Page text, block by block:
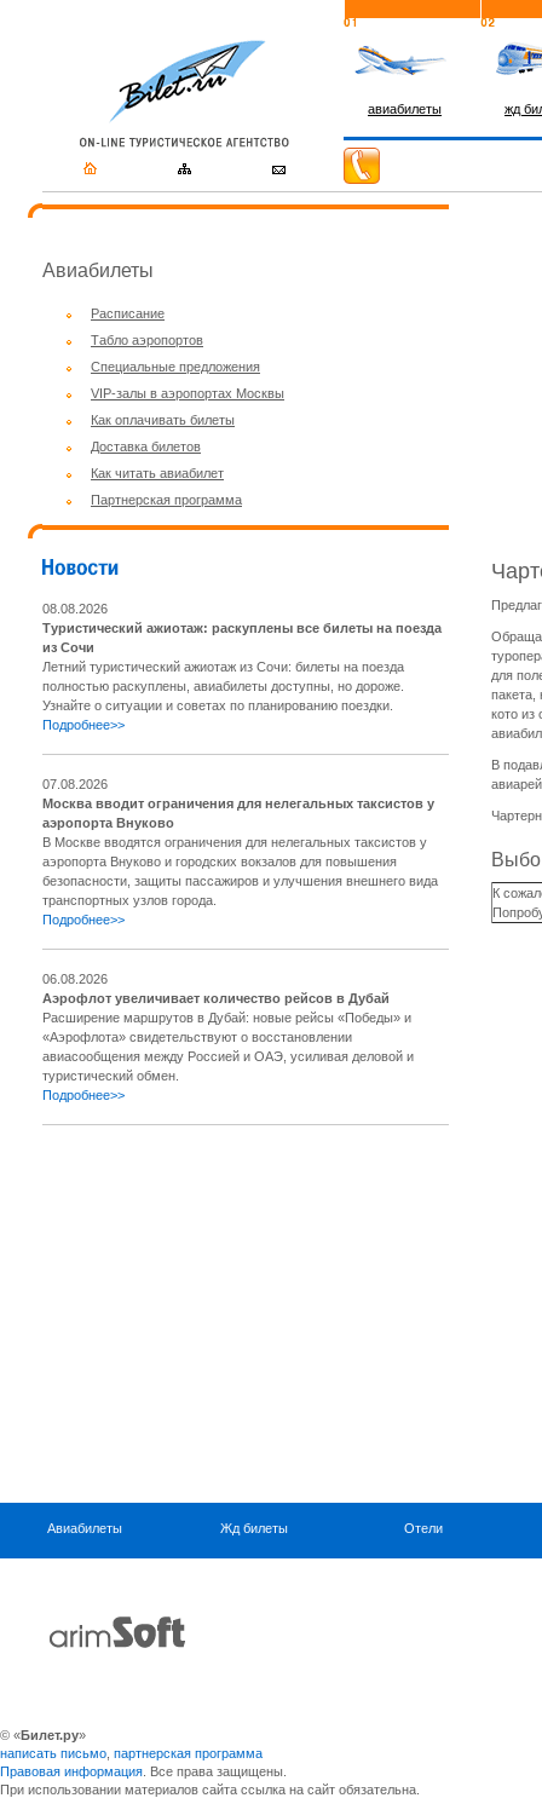
авиабилеты жд
Авиабилеты
Расписание
Табло аэропортов
Специальные предложения
VIP-залы в аэропортах Москвы
Как оплачивать билеты
Доставка билетов
Как читать авиабилет
Партнерская программа
08.08.2026
Туристический ажиотаж: раскуплены все билеты на поезда
из Сочи
Летний туристический ажиотаж из Сочи: билеты на поезда
полностью раскуплены, авиабилеты доступны, но дороже.
Узнайте о ситуации и советах по планированию поездки.
Подробнее>>
07.08.2026
Москва вводит ограничения для нелегальных таксистов у
аэропорта Внуково
В Москве вводятся ограничения для нелегальных таксистов у
аэропорта Внуково и городских вокзалов для повышения
безопасности, защиты пассажиров и улучшения внешнего вида
транспортных узлов города.
Подробнее>>
06.08.2026
Аэрофлот увеличивает количество рейсов в Дубай
Расширение маршрутов в Дубай: новые рейсы «Победы» и
«Аэрофлота» свидетельствуют о восстановлении
авиасообщения между Россией и ОАЭ, усиливая деловой и
туристический обмен.
Подробнее>>
для
пакета,
кото из
В
К
Авиабилеты Жд билеты Отели
© «Билет.ру»
написать письмо партнерская программа
Правовая информация . Все права защищены.
При использовании материалов сайта ссылка на сайт обязательна.